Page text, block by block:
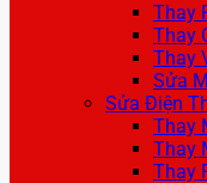
Thay
Thay
Thay
Sửa
Sửa Điện
Thay
Thay
Thay